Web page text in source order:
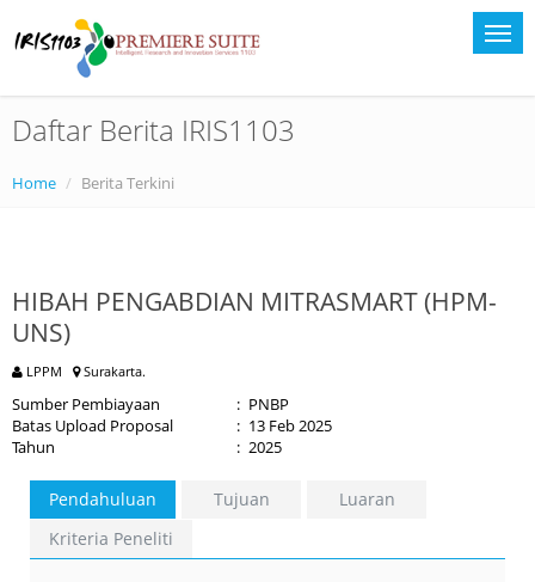
Daftar Berita IRIS1103
Home Berita Terkini
HIBAH PENGABDIAN MITRASMART (HPM-
UNS)
LPPM Surakarta.
Sumber Pembiayaan : PNBP
Batas Upload Proposal
: 13 Feb 2025
Tahun
: 2025
Pendahuluan Tujuan
Luaran
Kriteria Peneliti